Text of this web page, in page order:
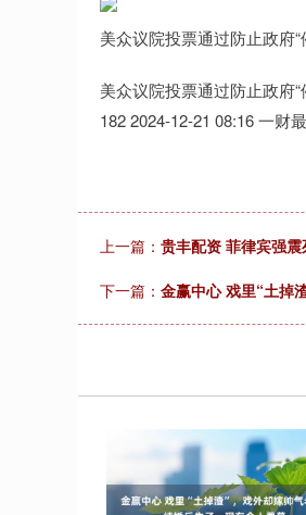
美众议院投票通过防止政府
美众议院投票通过防止政府
182 2024-12-21 08:16 一财
上一篇： 贵丰配资 菲律宾强
下一篇： 金赢中心 戏里“土掉